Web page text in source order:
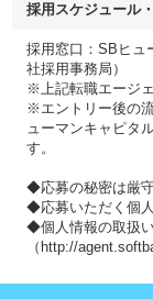
採用スケジュール
採用窓口：SBヒュ
社採用事務局）
※上記転職エージ
※エントリー後の
ューマンキャピタ
す。
◆応募の秘密は厳守
◆応募いただく個
◆個人情報の取扱
（http://